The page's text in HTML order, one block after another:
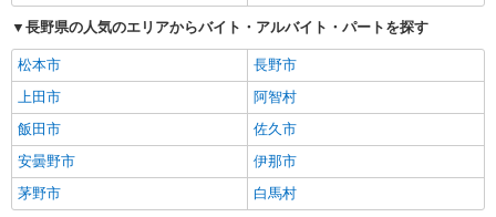
長野県の人気のエリアからバイト・アルバイト・パートを探す
松本市
長野市
上田市
阿智村
飯田市
佐久市
安曇野市
伊那市
茅野市
白馬村